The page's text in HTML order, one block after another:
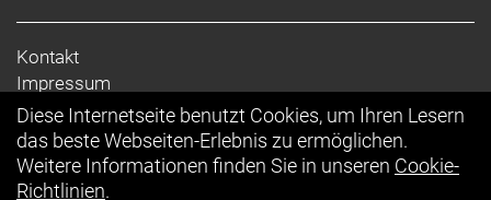
Kontakt
Impressum
Datenschutz
AGB
Batterieentsorgung
Diese Internetseite benutzt Cookies, um Ihren Lesern
das beste Webseiten-Erlebnis zu ermöglichen.
Weitere Informationen finden Sie in unseren Cookie-
Richtlinien.